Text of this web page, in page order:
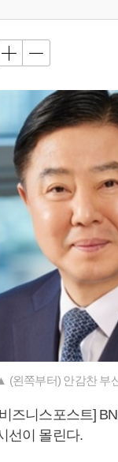
(왼쪽부터) 안감찬 부
즈니스포스트]
선이 몰린다.